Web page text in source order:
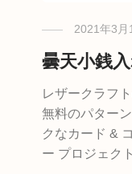
2021年3月
曇天小銭
レザークラフ
無料のパター
クなカード &
ー プロジェク